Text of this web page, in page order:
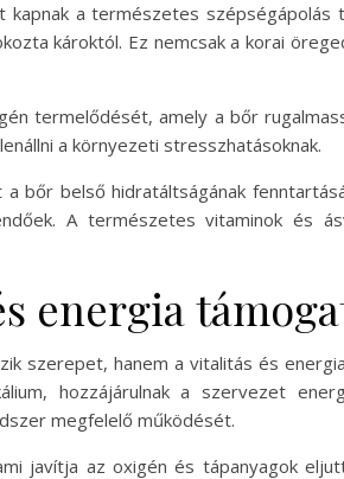
a természetes szépségápolás
károktól. Ez nemcsak a korai
termelődését, amely a bőr
a környezeti stresszhatásoknak.
bőr belső hidratáltságának
A természetes vitaminok és
energia
szerepet, hanem a vitalitás és
hozzájárulnak a szervezet
megfelelő működését.
javítja az oxigén és tápanyagok